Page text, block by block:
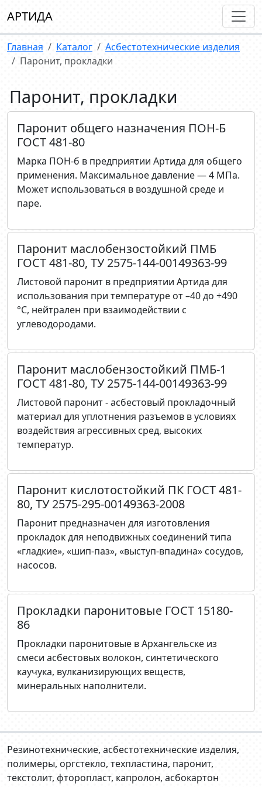
АРТИДА
Главная Каталог
Асбестотехнические изделия
Паронит, прокладки
Паронит, прокладки
Паронит общего назначения ПОН-Б
ГОСТ 481-80
Марка ПОН-б в предприятии Артида для общего
применения. Максимальное давление — 4 МПа.
Может использоваться в воздушной среде и
паре.
Паронит маслобензостойкий ПМБ
ГОСТ 481-80, ТУ 2575-144-00149363-99
Листовой паронит в предприятии Артида для
использования при температуре от –40 до +490
°С, нейтрален при взаимодействии с
углеводородами.
Паронит маслобензостойкий ПМБ-1
ГОСТ 481-80, ТУ 2575-144-00149363-99
Листовой паронит - асбестовый прокладочный
материал для уплотнения разъемов в условиях
воздействия агрессивных сред, высоких
температур.
Паронит кислотостойкий ПК ГОСТ 481-
80, ТУ 2575-295-00149363-2008
Паронит предназначен для изготовления
прокладок для неподвижных соединений типа
«гладкие», «шип-паз», «выступ-впадина» сосудов,
насосов.
Прокладки паронитовые ГОСТ 15180-
86
Прокладки паронитовые в Архангельске из
смеси асбестовых волокон, синтетического
каучука, вулканизирующих веществ,
минеральных наполнители.
Резинотехнические, асбестотехнические изделия,
полимеры, оргстекло, техпластина, паронит,
текстолит, фторопласт, капролон, асбокартон